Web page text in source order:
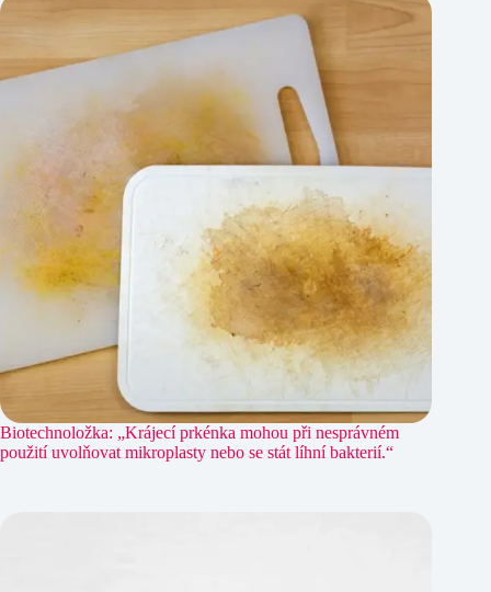
Biotechnoložka: „Krájecí prkénka mohou při nesprávném
použití uvolňovat mikroplasty nebo se stát líhní bakterií.“